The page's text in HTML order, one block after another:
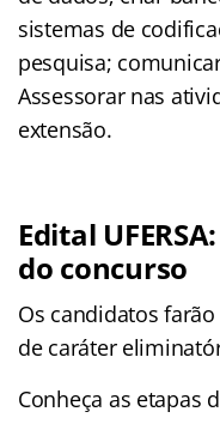
sistemas de
pesquisa;
Assessorar nas
extensão.
Edital
do concurso
Os candidatos
de caráter
Conheça as etapas